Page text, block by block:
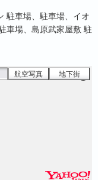
駐車場、駐車場、イオ
車場、島原武家屋敷 駐
航空写真 地下街